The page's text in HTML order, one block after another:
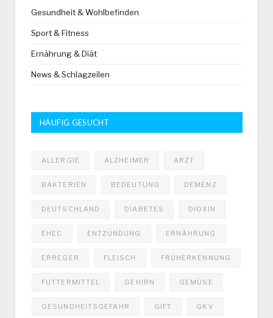
Gesundheit & Wohlbefinden
Sport & Fitness
Ernährung & Diät
News & Schlagzeilen
HÄUFIG GESUCHT
ALLERGIE ALZHEIMER ARZT
BAKTERIEN BEDEUTUNG DEMENZ
DEUTSCHLAND DIABETES DIOXIN
EHEC ENTZÜNDUNG ERNÄHRUNG
ERREGER FLEISCH FRÜHERKENNUNG
FUTTERMITTEL GEHIRN GEMÜSE
GESUNDHEITSGEFAHR GIFT GKV